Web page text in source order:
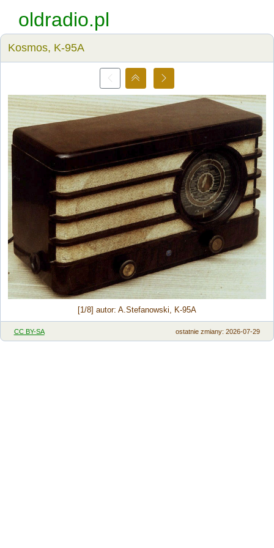
oldradio.pl
Kosmos, K-95A
[1/8] autor: A.Stefanowski, K-95A
CC BY-SA ostatnie zmiany: 2026-07-29